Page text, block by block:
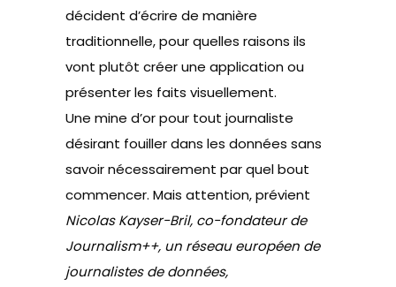
décident d’écrire de manière
traditionnelle, pour quelles raisons ils
vont plutôt créer une application ou
présenter les faits visuellement.
Une mine d’or pour tout journaliste
désirant fouiller dans les données sans
savoir nécessairement par quel bout
commencer. Mais attention, prévient
Nicolas Kayser-Bril, co-fondateur de
Journalism++, un réseau européen de
journalistes de données,